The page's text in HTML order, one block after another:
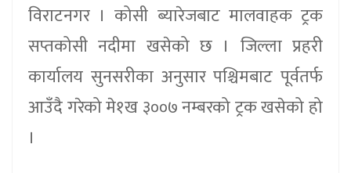
विराटनगर । कोसी ब्यारेजबाट मालवाहक ट्रक
सप्तकोसी नदीमा खसेको छ । जिल्ला प्रहरी
कार्यालय सुनसरीका अनुसार पश्चिमबाट पूर्वतर्फ
आउँदै गरेको मे१ख ३००७ नम्बरको ट्रक खसेको हो
।